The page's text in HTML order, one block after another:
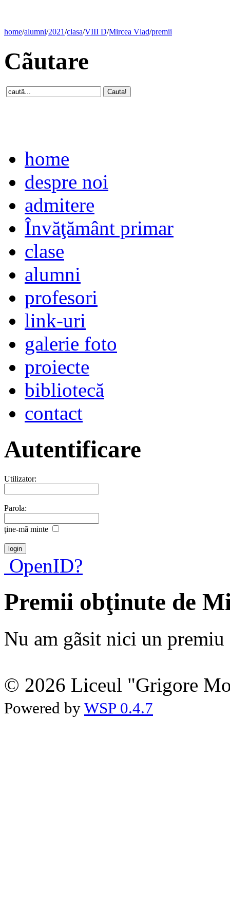
home/alumni/2021/clasa/VIII D/Mircea Vlad/premii
Cãutare
home
despre noi
admitere
Învăţământ primar
clase
alumni
profesori
link-uri
galerie foto
proiecte
bibliotecă
contact
Autentificare
Utilizator:
Parola:
ţine-mã minte
OpenID?
Premii obţinute de
Nu am gãsit nici un premiu
© 2026 Liceul "Grigore
Powered by WSP 0.4.7